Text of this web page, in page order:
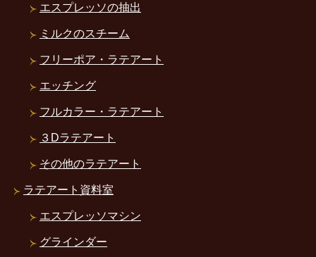
エスプレッソの抽出
ミルクのスチーム
フリーポア・ラテアート
エッチング
フルカラー・ラテアート
３Dラテアート
その他のラテアート
ラテアート資料室
エスプレッソマシン
グラインダー